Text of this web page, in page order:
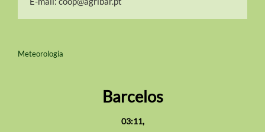
Meteorologia
Barcelos
03:11,